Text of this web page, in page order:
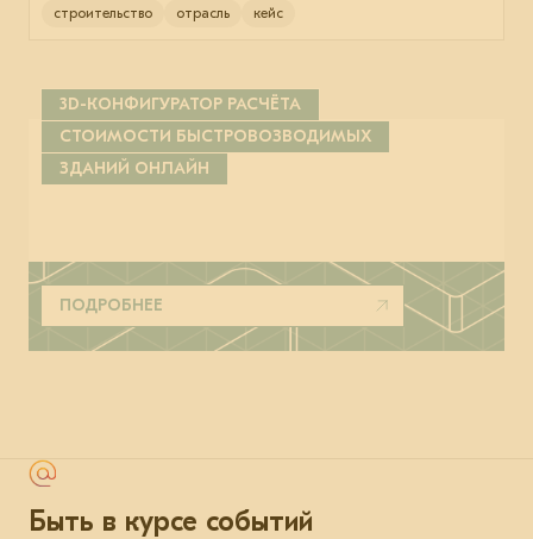
строительство отрасль кейс
3D-КОНФИГУРАТОР РАСЧЁТА
СТОИМОСТИ БЫСТРОВОЗВОДИМЫХ
ЗДАНИЙ ОНЛАЙН
ПОДРОБНЕЕ
Быть в курсе событий